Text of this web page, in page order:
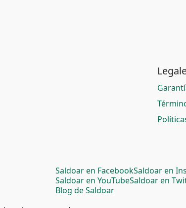
Saldoar en FacebookSaldoar en
Saldoar en YouTubeSaldoar en
Blog de Saldoar